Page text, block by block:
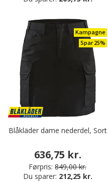
Kampagne
Spar 25%
Blåkläder dame nederdel, Sort
636,75 kr.
Førpris: 849,00 kr.
Du sparer: 212,25 kr.